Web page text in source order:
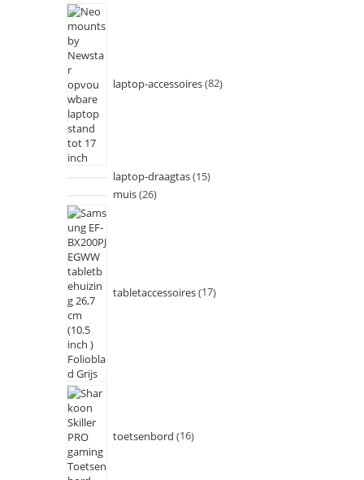
laptop-accessoires 82
laptop-draagtas 15
muis 26
tabletaccessoires 17
toetsenbord 16